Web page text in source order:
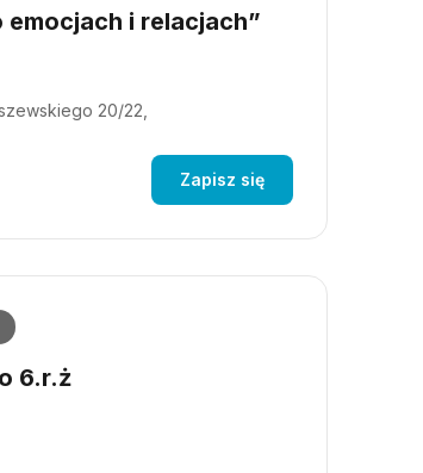
emocjach i relacjach”
20/22,
Zapisz się
6.r.ż